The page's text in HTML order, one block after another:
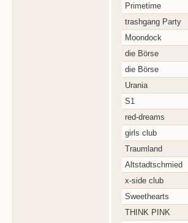
Primetime
trashgang Party
Moondock
die Börse
die Börse
Urania
S1
red-dreams
girls club
Traumland
Altstadtschmied
x-side club
Sweethearts
THINK PINK